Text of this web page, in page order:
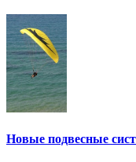
Новые подвесные